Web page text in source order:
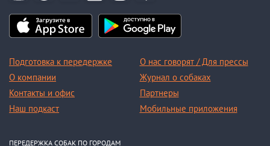
Подготовка к передержке
О компании
Контакты и офис
Наш подкаст
О нас говорят / Для прессы
Журнал о собаках
Партнеры
Мобильные приложения
ПЕРЕДЕРЖКА СОБАК ПО ГОРОДАМ